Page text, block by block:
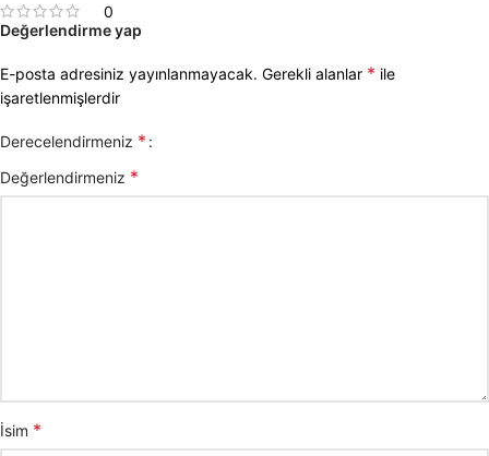
0
Değerlendirme yap
E-posta adresiniz yayınlanmayacak. Gerekli alanlar * ile
işaretlenmişlerdir
Derecelendirmeniz *
Değerlendirmeniz *
İsim *